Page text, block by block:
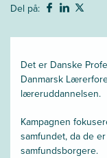
Del på:
Det er Danske
Danmarsk
læreruddannelsen.
Kampagnen
samfundet, da de
samfundsborgere.